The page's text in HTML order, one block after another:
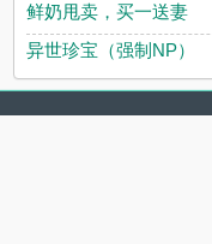
鲜奶甩卖，买一送妻
异世珍宝（强制NP）